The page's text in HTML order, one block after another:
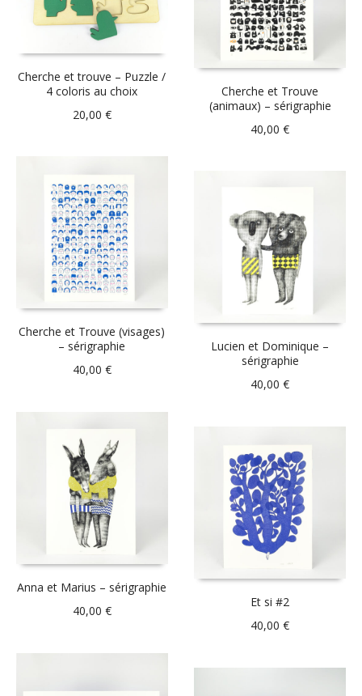
Cherche et trouve – Puzzle /
4 coloris au choix
20,00 €
Cherche et Trouve
(animaux) – sérigraphie
40,00€
Cherche et Trouve (visages)
– sérigraphie
40,00 €
Lucien et Dominique –
sérigraphie
40,00€
Anna et Marius – sérigraphie
40,00 €
Et si #2
40,00€